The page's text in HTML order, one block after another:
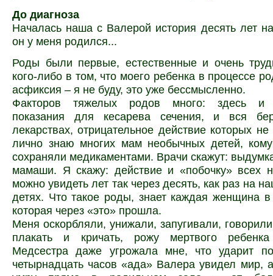
До диагноза
Началась наша с Валерой история десять лет
он у меня родился...
Роды были первые, естественные и очень
кого-либо в том, что моего ребенка в процессе
асфиксия – я не буду, это уже бессмысленно.
Факторов тяжелых родов много: здесь и
показания для кесарева сечения, и вся
лекарствах, отрицательное действие которых
лично знаю многих мам необычных детей,
сохраняли медикаментами. Врачи скажут:
мамаши. Я скажу: действие и «побочку» всех
можно увидеть лет так через десять, как раз на
детях. Что такое роды, знает каждая женщина
которая через «это» прошла.
Меня оскорбляли, унижали, запугивали,
плакать и кричать, рожу мертвого
Медсестра даже угрожала мне, что ударит
четырнадцать часов «ада» Валера увидел мир,